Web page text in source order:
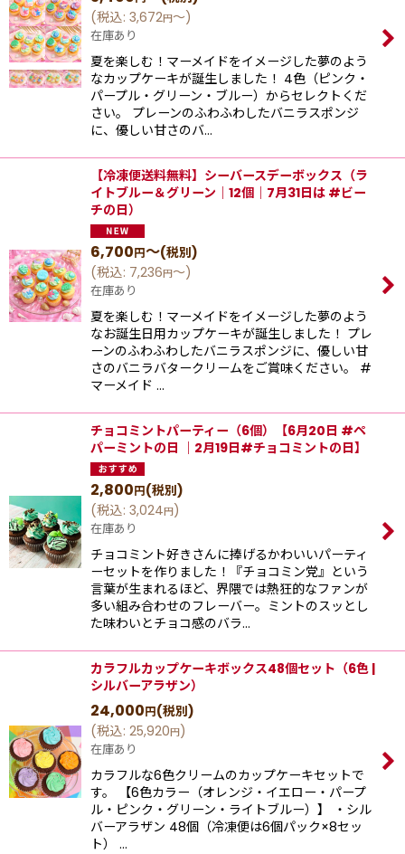
(税込: 3,672円～)
在庫あり
夏を楽しむ！マーメイドをイメージした夢のよう
なカップケーキが誕生しました！ 4色（ピンク・
パープル・グリーン・ブルー）からセレクトくだ
さい。 プレーンのふわふわしたバニラスポンジ
に、優しい⽢さのバ…
【冷凍便送料無料】シーバースデーボックス（ラ
イトブルー＆グリーン｜12個｜7月31日は #ビー
チの日）
6,700円～(税別)
(税込: 7,236円～)
在庫あり
夏を楽しむ！マーメイドをイメージした夢のよう
なお誕生日用カップケーキが誕生しました！ プレ
ーンのふわふわしたバニラスポンジに、優しい⽢
さのバニラバタークリームをご賞味ください。 #
マーメイド …
チョコミントパーティー（6個）【6月20日 #ペ
パーミントの日 ｜2月19日#チョコミントの日】
2,800円(税別)
(税込: 3,024円)
在庫あり
チョコミント好きさんに捧げるかわいいパーティ
ーセットを作りました！『チョコミン党』という
⾔葉が⽣まれるほど、界隈では熱狂的なファンが
多い組み合わせのフレーバー。ミントのスッとし
た味わいとチョコ感のバラ…
カラフルカップケーキボックス48個セット（6色 |
シルバーアラザン）
24,000円(税別)
(税込: 25,920円)
在庫あり
カラフルな6色クリームのカップケーキセットで
す。 【6色カラー（オレンジ・イエロー・パープ
ル・ピンク・グリーン・ライトブルー）】 ・シル
バーアラザン 48個（冷凍便は6個パック×8セッ
ト） …